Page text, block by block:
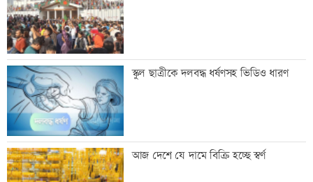
মেসির বাবা মারা গেছেন
বিএনপি গণমাধ্যমের স্বাধীনতায় বিশ্বাস করে:
প্রতিমন্ত্রী টুকু
স্কুল ছাত্রীকে দলবদ্ধ ধর্ষণসহ ভিডিও ধারণ
আজ দেশে যে দামে বিক্রি হচ্ছে স্বর্ণ